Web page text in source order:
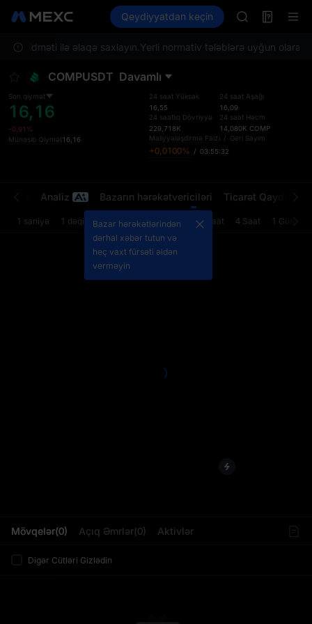
Futures TradFi Information
Qeydiyyatdan keçin
HEI
UNITREE
MINIMAX
CAP
UNITREE
xidməti ilə əlaqə saxlayın.Yerli normativ tələblərə uyğun olaraq,
COMPUSDT Davamlı
Son qiymət
16,16
-0,91%
Münasib Qiymət16,16
24 saat Yüksək
16,55
24 saatlıq Dövriyyə
229,718K
24 saat Aşağı
16,09
24 saat Həcm
14,080K COMP
Maliyyələşdirmə Faizi / Geri Sayım
+0,0100% / 03:55:32
Mövqelər(0) Açıq Əmrlər(0) Aktivlər
Digər Cütləri Gizlədin
Analiz Bazarın hərəkətvericiləri Ticarət Qaydaları
1 saniyə 1 dəqiqə 5 dəqiqə 15 dəqiqə 1 Saat 4 Saat 1 Gün
Bazar hərəkətlərindən
dərhal xəbər tutun və
heç vaxt fürsəti əldən
verməyin